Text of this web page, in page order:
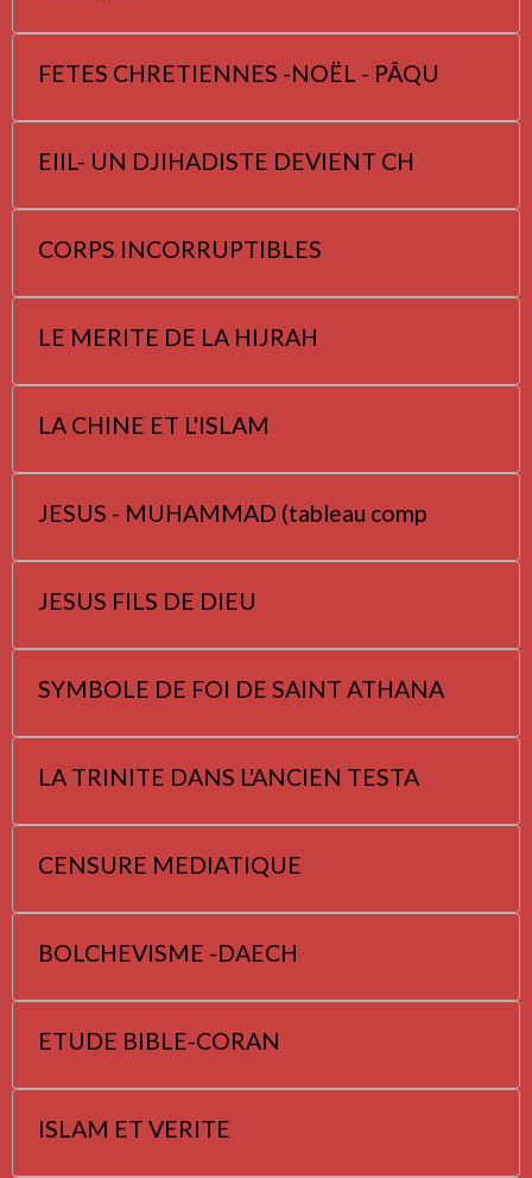
FETES CHRETIENNES -NOËL - PÂQU
EIIL- UN DJIHADISTE DEVIENT CH
CORPS INCORRUPTIBLES
LE MERITE DE LA HIJRAH
LA CHINE ET L'ISLAM
JESUS - MUHAMMAD (tableau comp
JESUS FILS DE DIEU
SYMBOLE DE FOI DE SAINT ATHANA
LA TRINITE DANS L'ANCIEN TESTA
CENSURE MEDIATIQUE
BOLCHEVISME -DAECH
ETUDE BIBLE-CORAN
ISLAM ET VERITE